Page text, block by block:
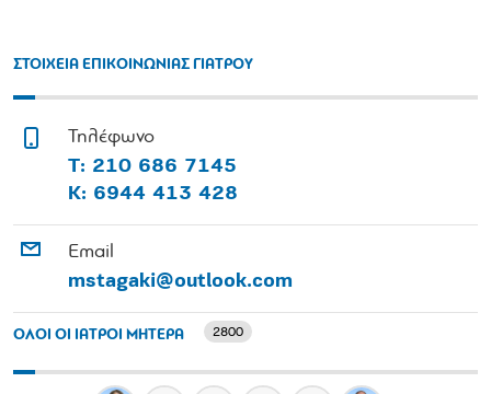
ΣΤΟΙΧΕΙΑ ΕΠΙΚΟΙΝΩΝΙΑΣ ΓΙΑΤΡΟΥ
Τηλέφωνο
Τ: 210 686 7145
Κ: 6944 413 428
Email
mstagaki@outlook.com
ΟΛΟΙ ΟΙ ΙΑΤΡΟΙ ΜΗΤΕΡΑ 2800